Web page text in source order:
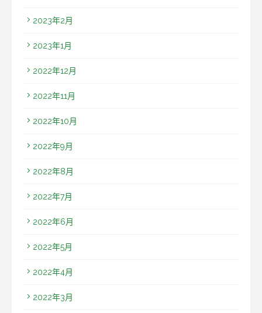
2023年2月
2023年1月
2022年12月
2022年11月
2022年10月
2022年9月
2022年8月
2022年7月
2022年6月
2022年5月
2022年4月
2022年3月